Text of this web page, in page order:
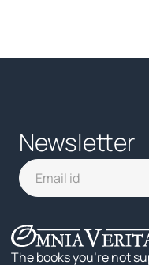
Newsletter
The books you’re not